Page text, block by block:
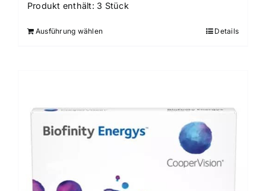
Produkt enthält: 3 Stück
Ausführung wählen Details